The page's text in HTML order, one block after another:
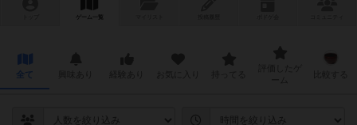
ゲーム一覧
全て